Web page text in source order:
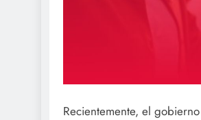
Recientemente, el